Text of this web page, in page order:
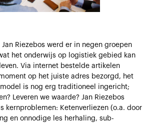
Riezebos werd er in negen groepen
het onderwijs op logistiek gebied kan
Via internet bestelde artikelen
op het juiste adres bezorgd, het
is nog erg traditioneel ingericht;
Leveren we waarde? Jan Riezebos
kernproblemen: Ketenverliezen (o.a. door
en onnodige les herhaling, sub-